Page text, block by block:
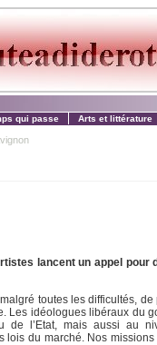
qui passe Arts et littérature
lancent un appel
toutes les difficultés,
Les idéologues libéraux du
l’Etat, mais aussi au
du marché. Nos